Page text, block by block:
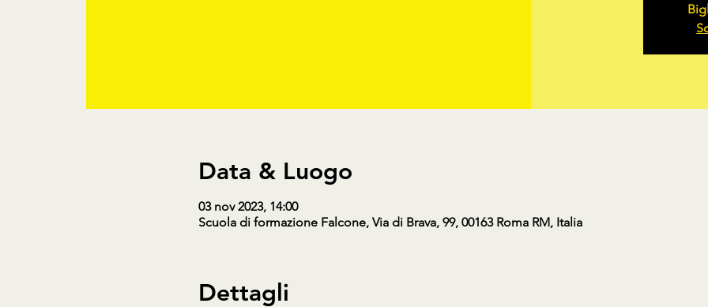
Data & Luogo
03 nov 2023, 14:00
Scuola di formazione Falcone, Via di Brava, 99, 00163 Roma RM, Italia
Dettagli